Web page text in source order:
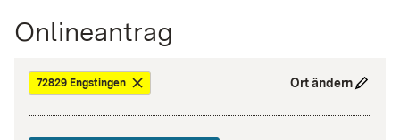
Onlineantrag
72829 Engstingen Ort ändern